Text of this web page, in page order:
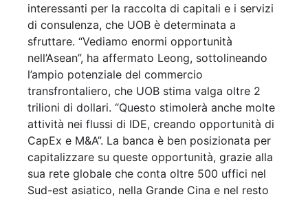
interessanti per la raccolta di capitali e i servizi
di consulenza, che UOB è determinata a
sfruttare. “Vediamo enormi opportunità
nell’Asean”, ha affermato Leong, sottolineando
l’ampio potenziale del commercio
transfrontaliero, che UOB stima valga oltre 2
trilioni di dollari. “Questo stimolerà anche molte
attività nei flussi di IDE, creando opportunità di
CapEx e M&A”. La banca è ben posizionata per
capitalizzare su queste opportunità, grazie alla
sua rete globale che conta oltre 500 uffici nel
Sud-est asiatico, nella Grande Cina e nel resto